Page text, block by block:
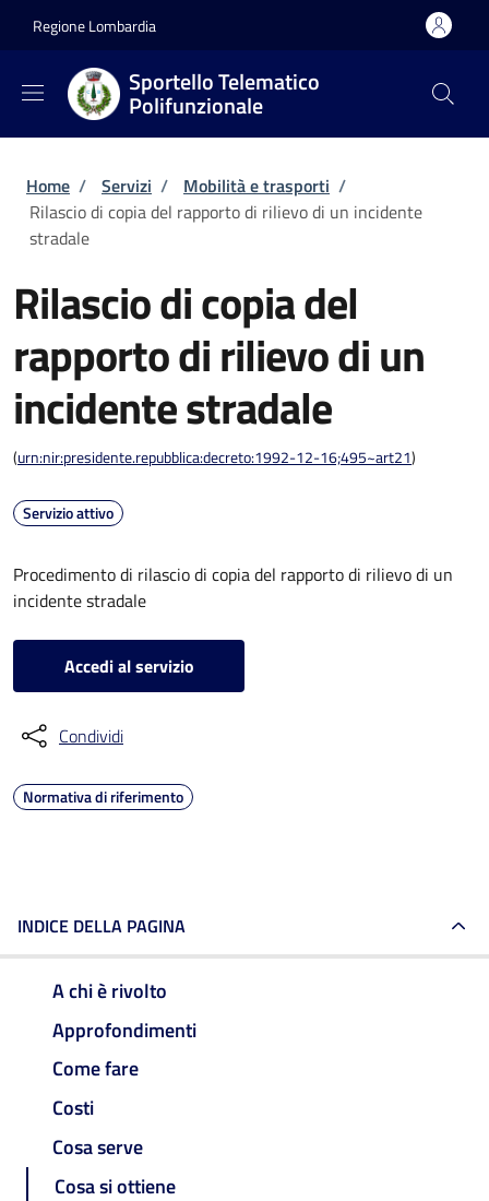
Regione Lombardia
Sportello Telematico
Polifunzionale
Briciole di pane
Home / Servizi / Mobilità e trasporti /
Rilascio di copia del rapporto di rilievo di un incidente
stradale
Rilascio di copia del
rapporto di rilievo di un
incidente stradale
(urn:nir:presidente.repubblica:decreto:1992-12-16;495~art21)
Servizio attivo
Procedimento di rilascio di copia del rapporto di rilievo di un
incidente stradale
Accedi al servizio
Condividi
Normativa di riferimento
INDICE DELLA PAGINA
A chi è rivolto
Approfondimenti
Come fare
Costi
Cosa serve
Cosa si ottiene